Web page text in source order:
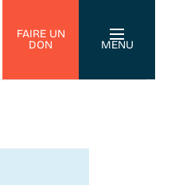
FAIRE UN
DON
MENU